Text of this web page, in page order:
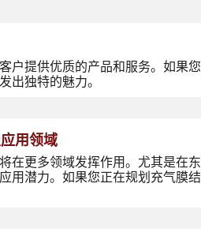
户提供优质的产品和服务。如果
出独特的魅力。
用领域
在更多领域发挥作用。尤其是在
用潜力。如果您正在规划充气膜